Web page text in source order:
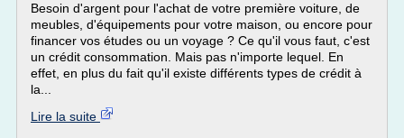
Besoin d'argent pour l'achat de votre première voiture, de
meubles, d'équipements pour votre maison, ou encore pour
financer vos études ou un voyage ? Ce qu'il vous faut, c'est
un crédit consommation. Mais pas n'importe lequel. En
effet, en plus du fait qu'il existe différents types de crédit à
la...
Lire la suite